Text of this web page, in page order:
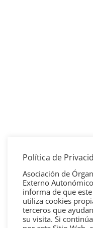
Política de
Asociación de
Externo
informa de que
utiliza cookies
terceros que
su visita. Si